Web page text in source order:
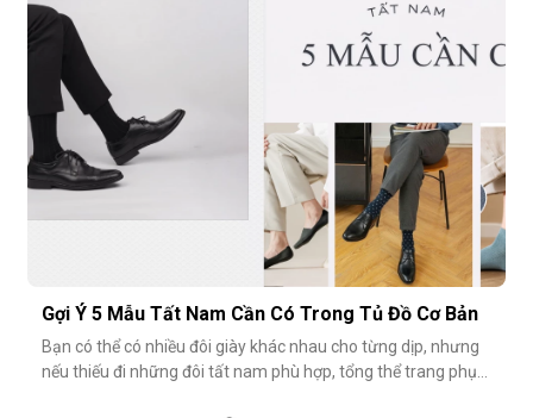
Gợi Ý 5 Mẫu Tất Nam Cần Có Trong Tủ Đồ Cơ Bản
Bạn có thể có nhiều đôi giày khác nhau cho từng dịp, nhưng
nếu thiếu đi những đôi tất nam phù hợp, tổng thể trang phục